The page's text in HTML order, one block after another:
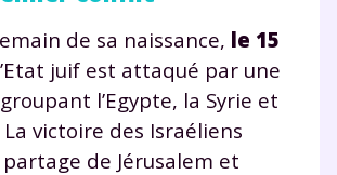
de sa naissance, le 15
juif est attaqué par une
l’Egypte, la Syrie et
La victoire des Israéliens
de Jérusalem et